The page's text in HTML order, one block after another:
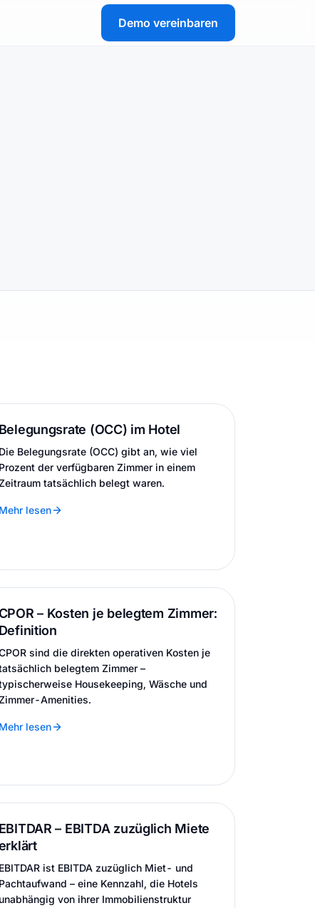
Demo vereinbaren
Belegungsrate (OCC) im Hotel
Die Belegungsrate (OCC) gibt an, wie viel
Prozent der verfügbaren Zimmer in einem
tatsächlich belegt waren.
Mehr lesen
CPOR – Kosten je belegtem Zimmer:
Definition
sind die direkten operativen Kosten je
belegtem Zimmer –
Housekeeping, Wäsche und
Amenities.
Mehr lesen
EBITDAR – EBITDA zuzüglich Miete
EBITDAR ist EBITDA zuzüglich Miet- und
Pachtaufwand – eine Kennzahl, die Hotels
unabhängig von ihrer Immobilienstruktur